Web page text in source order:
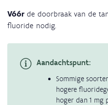
Vóór de doorbraak van de
fluoride nodig.
Aandachtspunt:
Sommige
hogere
hoger dan 1